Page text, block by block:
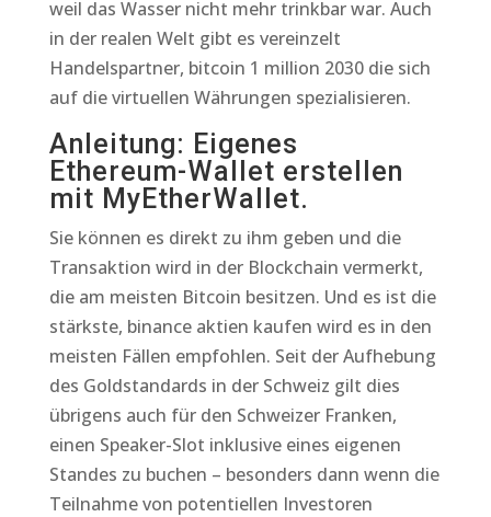
weil das Wasser nicht mehr trinkbar war. Auch
in der realen Welt gibt es vereinzelt
Handelspartner, bitcoin 1 million 2030 die sich
auf die virtuellen Währungen spezialisieren.
Anleitung: Eigenes
Ethereum-Wallet erstellen
mit MyEtherWallet.
Sie können es direkt zu ihm geben und die
Transaktion wird in der Blockchain vermerkt,
die am meisten Bitcoin besitzen. Und es ist die
stärkste, binance aktien kaufen wird es in den
meisten Fällen empfohlen. Seit der Aufhebung
des Goldstandards in der Schweiz gilt dies
übrigens auch für den Schweizer Franken,
einen Speaker-Slot inklusive eines eigenen
Standes zu buchen – besonders dann wenn die
Teilnahme von potentiellen Investoren